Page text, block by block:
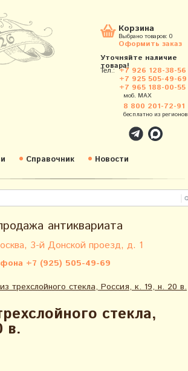
Корзина
Выбрано товаров: 0
Оформить заказ
Уточняйте наличие
товара!
Тел.: +7 926 128-38-56
+7 925 505-49-69
+7 965 188-00-55
моб. MAX
8 800 201-72-91
бесплатно из регионов
Справочник Новости
антиквариата
3-й Донской проезд, д. 1
+7 (925) 505-49-69
трехслойного стекла, Россия, к. 19, н. 20 в.
стекла,
в.